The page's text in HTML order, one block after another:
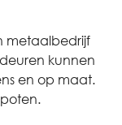
metaalbedrijf
kunnen
en op maat.